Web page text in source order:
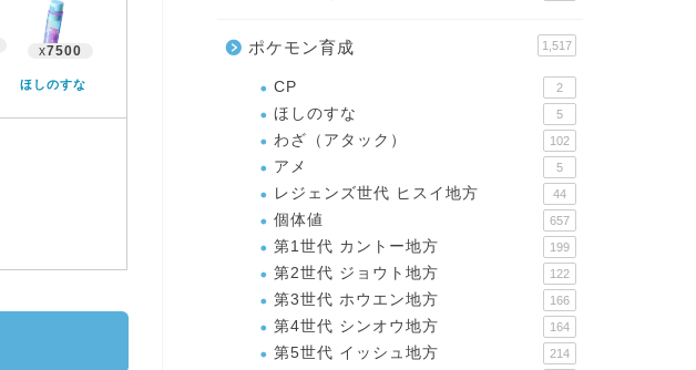
x7500
ほしのすな
ポケモン育成 1,517
CP 2
ほしのすな 5
わざ（アタック） 102
アメ 5
レジェンズ世代 ヒスイ地方 44
個体値 657
第1世代 カントー地方 199
第2世代 ジョウト地方 122
第3世代 ホウエン地方 166
第4世代 シンオウ地方 164
第5世代 イッシュ地方 214